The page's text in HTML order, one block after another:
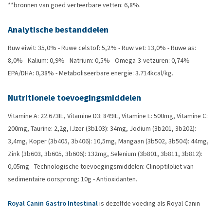
**bronnen van goed verteerbare vetten: 6,8%.
Analytische bestanddelen
Ruw eiwit: 35,0% - Ruwe celstof: 5,2% - Ruw vet: 13,0% - Ruwe as:
8,0% - Kalium: 0,9% - Natrium: 0,5% - Omega-3-vetzuren: 0,74% -
EPA/DHA: 0,38% - Metaboliseerbare energie: 3.714kcal/kg.
Nutritionele toevoegingsmiddelen
Vitamine A: 22.673IE, Vitamine D3: 849IE, Vitamine E: 500mg, Vitamine C:
200mg, Taurine: 2,2g, IJzer (3b103): 34mg, Jodium (3b201, 3b202):
3,4mg, Koper (3b405, 3b406): 10,5mg, Mangaan (3b502, 3b504): 44mg,
Zink (3b603, 3b605, 3b606): 132mg, Selenium (3b801, 3b811, 3b812):
0,05mg - Technologische toevoegingsmiddelen: Clinoptiloliet van
sedimentaire oorsprong: 10g - Antioxidanten.
Royal Canin Gastro Intestinalis dezelfde voeding als Royal Canin